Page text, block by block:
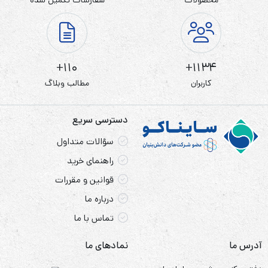
باتری 18650
لیتیوم یون 3.7 ولت 3100 میلی آمپر
NEXCELLپک 2 تایی
این باتری از جنس لیتیوم یون می باشد، باتری لیتیوم یون از
خانواده باتری های قابل شارژ است که در زمان واحد، تخلیه یون
های لیتیوم از الکترود منفی به سمت الکترود مثبت ودر هنگام
شارژ شدن وارونه حرکت می کند،این باتری ها بالاترین چگالی
انرژی را دارا می باشند و این یعنی تقریبا نیرویی دو برابر انرژی
قابل دسترسی از باتری های نیکل کادمیوم!
باتری سایز 18650 از جمله باتری های پر کاربرد و پر فروش است و
در دو نوع سرتخت و نوک دار تولید می گردد. ولتاژ این باتری
3.7 ولت می باشد.
1134+
کاربران
110+
مطالب وبلاگ
دسترسی سریع
سؤالات متداول
راهنمای خرید
قوانین و مقررات
درباره ما
تماس با ما
آدرس ما نمادهای ما